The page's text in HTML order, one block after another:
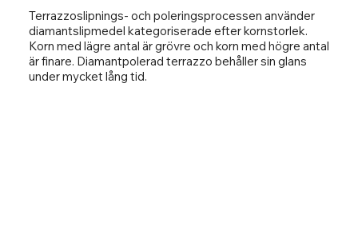
Terrazzoslipnings- och poleringsprocessen använder
diamantslipmedel kategoriserade efter kornstorlek.
Korn med lägre antal är grövre och korn med högre antal
är finare. Diamantpolerad terrazzo behåller sin glans
under mycket lång tid.